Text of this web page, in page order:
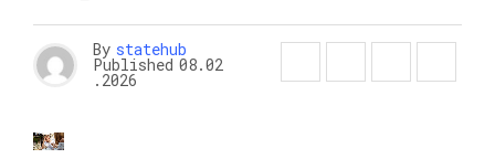
By statehub
Published 08.02
.2026